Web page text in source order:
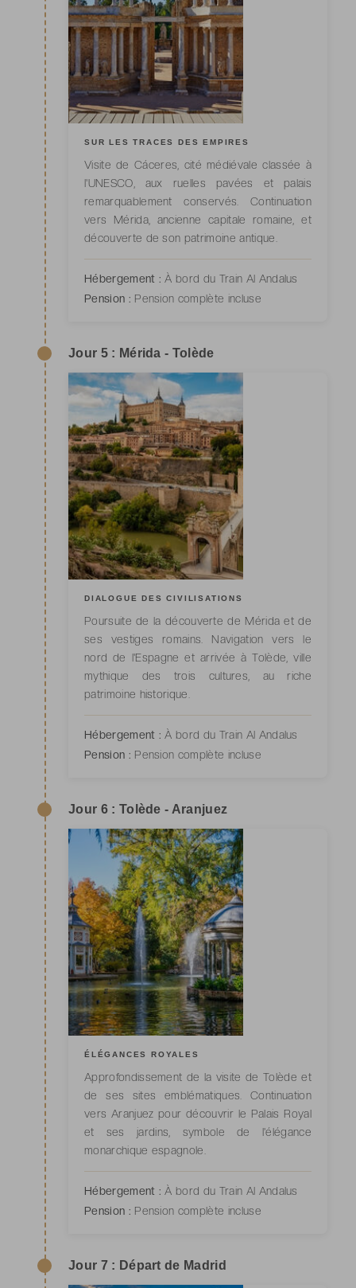
SUR LES TRACES DES EMPIRES
Visite de Cáceres, cité médiévale classée à
l'UNESCO, aux ruelles pavées et palais
remarquablement conservés. Continuation
vers Mérida, ancienne capitale romaine, et
découverte de son patrimoine antique.
Hébergement : À bord du Train Al Andalus
Pension : Pension complète incluse
Jour 5 : Mérida - Tolède
DIALOGUE DES CIVILISATIONS
Poursuite de la découverte de Mérida et de
ses vestiges romains. Navigation vers le
nord de l'Espagne et arrivée à Tolède, ville
mythique des trois cultures, au riche
patrimoine historique.
Hébergement : À bord du Train Al Andalus
Pension : Pension complète incluse
Jour 6 : Tolède - Aranjuez
ÉLÉGANCES ROYALES
Approfondissement de la visite de Tolède et
de ses sites emblématiques. Continuation
vers Aranjuez pour découvrir le Palais Royal
et ses jardins, symbole de l'élégance
monarchique espagnole.
Hébergement : À bord du Train Al Andalus
Pension : Pension complète incluse
Jour 7 : Départ de Madrid